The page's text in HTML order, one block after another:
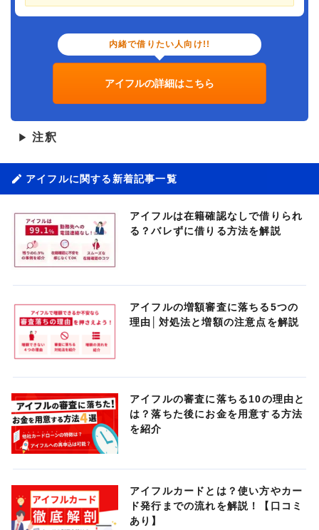
内緒で借りたい人向け!!
アイフルの詳細はこちら
▶ 注釈
アイフルに関する新着記事一覧
アイフルは在籍確認なしで借りられ
る？バレずに借りる方法を解説
アイフルの増額審査に落ちる5つの
理由│対処法と増額の注意点を解説
アイフルの審査に落ちる10の理由と
は？落ちた後にお金を用意する方法
を紹介
アイフルカードとは？使い方やカー
ド発行までの流れを解説！【口コミ
あり】